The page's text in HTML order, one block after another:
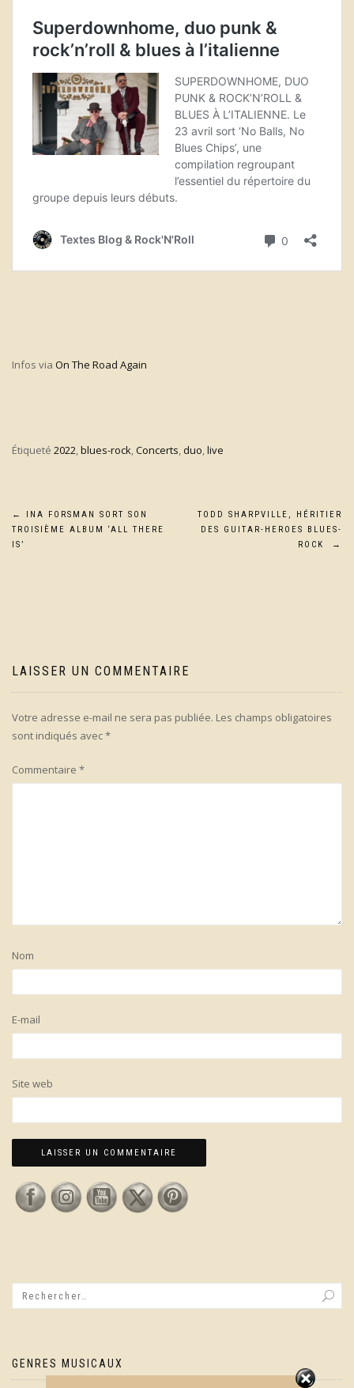
Infos via On The Road Again
Étiqueté 2022,blues-rock,Concerts,duo,live
Navigation
de
←
INA FORSMAN SORT SON
TROISIÈME ALBUM ‘ALL THERE
IS’
TODD SHARPVILLE, HÉRITIER
DES GUITAR-HEROES BLUES-
ROCK
→
LAISSER UN COMMENTAIRE
Votre adresse e-mail ne sera pas publiée. Les champs obligatoires
sont indiqués avec*
Commentaire *
Nom
E-mail
Site web
GENRES MUSICAUX